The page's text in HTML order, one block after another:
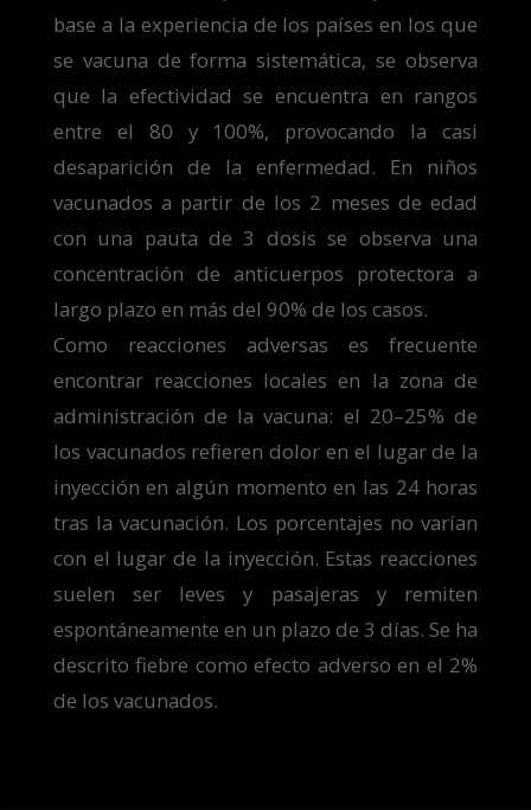
base a la experiencia de los países en los que
se vacuna de forma sistemática, se observa
que la efectividad se encuentra en rangos
entre el 80 y 100%, provocando la casi
desaparición de la enfermedad. En niños
vacunados a partir de los 2 meses de edad
con una pauta de 3 dosis se observa una
concentración de anticuerpos protectora a
largo plazo en más del 90% de los casos.
Como reacciones adversas es frecuente
encontrar reacciones locales en la zona de
administración de la vacuna: el 20–25% de
los vacunados refieren dolor en el lugar de la
inyección en algún momento en las 24 horas
tras la vacunación. Los porcentajes no varían
con el lugar de la inyección. Estas reacciones
suelen ser leves y pasajeras y remiten
espontáneamente en un plazo de 3 días. Se ha
descrito fiebre como efecto adverso en el 2%
de los vacunados.